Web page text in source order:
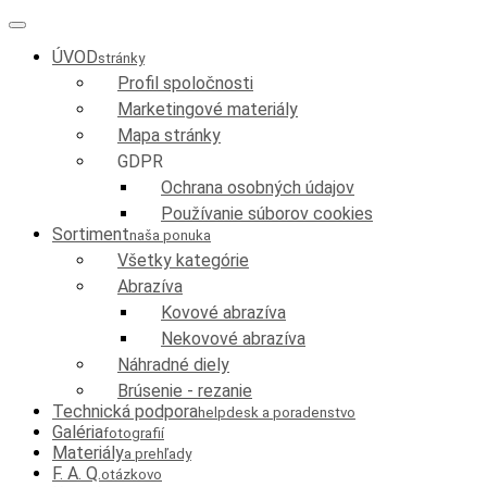
ÚVODstránky
Profil spoločnosti
Marketingové materiály
Mapa stránky
GDPR
Ochrana osobných údajov
Používanie súborov cookies
Sortimentnaša ponuka
Všetky kategórie
Abrazíva
Kovové abrazíva
Nekovové abrazíva
Náhradné diely
Brúsenie - rezanie
Technická podporahelpdesk a poradenstvo
Galériafotografií
Materiálya prehľady
F. A. Q.otázkovo